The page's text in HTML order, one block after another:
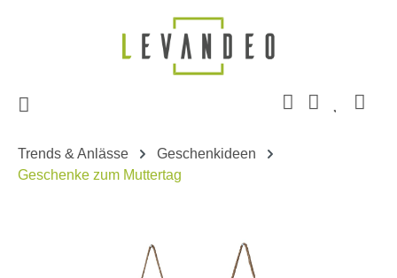
Zum Hauptinhalt springen
Trends & Anlässe
Geschenkideen
Geschenke zum Muttertag
Bildergalerie überspringen